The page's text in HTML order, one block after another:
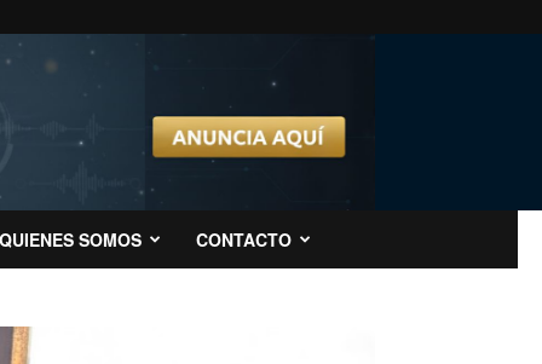
QUIENES SOMOS CONTACTO